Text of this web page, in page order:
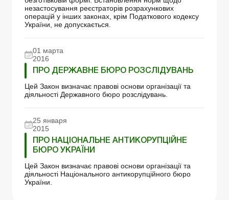
незастосування реєстраторів розрахункових
операцій у інших законах, крім Податкового кодексу
України, не допускається.
01 марта
2016
ПРО ДЕРЖАВНЕ БЮРО РОЗСЛІДУВАНЬ
Цей Закон визначає правові основи організації та
діяльності Державного бюро розслідувань.
25 января
2015
ПРО НАЦІОНАЛЬНЕ АНТИКОРУПЦІЙНЕ
БЮРО УКРАЇНИ
Цей Закон визначає правові основи організації та
діяльності Національного антикорупційного бюро
України.